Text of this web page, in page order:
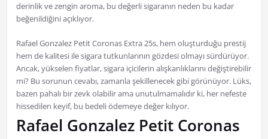
derinlik ve zengin aroma, bu değerli sigaranın neden bu kadar
beğenildiğini açıklıyor.
Rafael Gonzalez Petit Coronas Extra 25s, hem oluşturduğu prestij
hem de kalitesi ile sigara tutkunlarının gözdesi olmayı sürdürüyor.
Ancak, yükselen fiyatlar, sigara içicilerin alışkanlıklarını değiştirebilir
mi? Bu sorunun cevabı, zamanla şekillenecek gibi görünüyor. Lüks,
bazen pahalı bir zevk olabilir ama unutulmamalıdır ki, her nefeste
hissedilen keyif, bu bedeli ödemeye değer kılıyor.
Rafael Gonzalez Petit Coronas